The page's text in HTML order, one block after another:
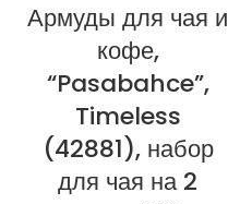
Армуды для чая и
кофе,
“Pasabahce”,
Timeless
(42881), набор
для чая на 2